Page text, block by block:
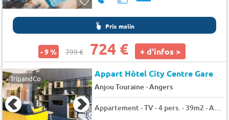
Prix malin
- 9 % 799 € 724 € + d'infos >
TripandCo Appart Hôtel City Centre Gare
Anjou Touraine-Angers